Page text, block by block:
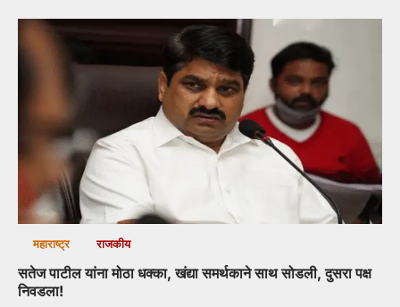
महाराष्ट्र राजकीय
सतेज पाटील यांना मोठा धक्का, खंद्या समर्थकाने साथ सोडली, दुसरा पक्ष
निवडला!